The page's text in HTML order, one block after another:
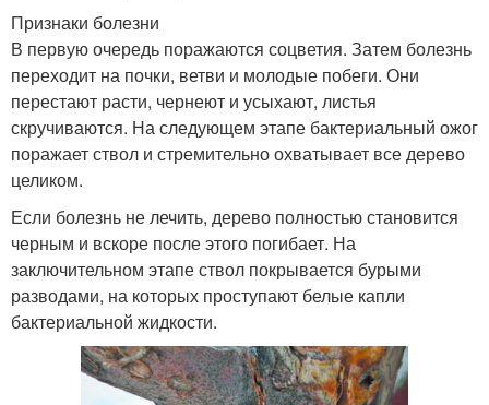
Признаки болезни
В первую очередь поражаются соцветия. Затем болезнь
переходит на почки, ветви и молодые побеги. Они
перестают расти, чернеют и усыхают, листья
скручиваются. На следующем этапе бактериальный ожог
поражает ствол и стремительно охватывает все дерево
целиком.
Если болезнь не лечить, дерево полностью становится
черным и вскоре после этого погибает. На
заключительном этапе ствол покрывается бурыми
разводами, на которых проступают белые капли
бактериальной жидкости.